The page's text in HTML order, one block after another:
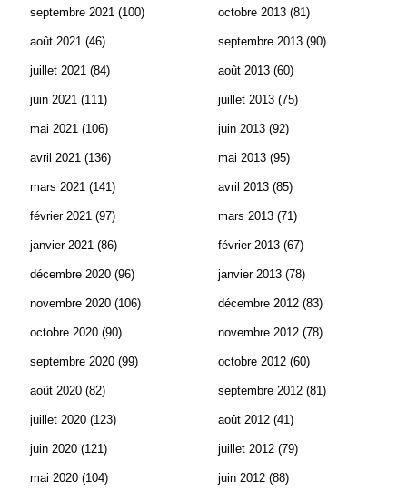
septembre 2021 (100)
août 2021 (46)
juillet 2021 (84)
juin 2021 (111)
mai 2021 (106)
avril 2021 (136)
mars 2021 (141)
février 2021 (97)
janvier 2021 (86)
décembre 2020 (96)
novembre 2020 (106)
octobre 2020 (90)
septembre 2020 (99)
août 2020 (82)
juillet 2020 (123)
juin 2020 (121)
mai 2020 (104)
octobre 2013 (81)
septembre 2013 (90)
août 2013 (60)
juillet 2013 (75)
juin 2013 (92)
mai 2013 (95)
avril 2013 (85)
mars 2013 (71)
février 2013 (67)
janvier 2013 (78)
décembre 2012 (83)
novembre 2012 (78)
octobre 2012 (60)
septembre 2012 (81)
août 2012 (41)
juillet 2012 (79)
juin 2012 (88)